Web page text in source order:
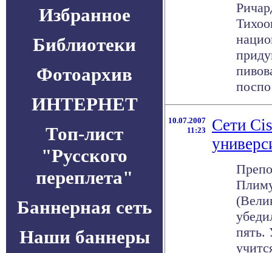
Избранное
Библиотеки
Фотоархив
ИНТЕРНЕТ
Топ-лист
"Русского
переплета"
Баннерная сеть
Наши баннеры
10.07.2007
11:23
Сети
пять.